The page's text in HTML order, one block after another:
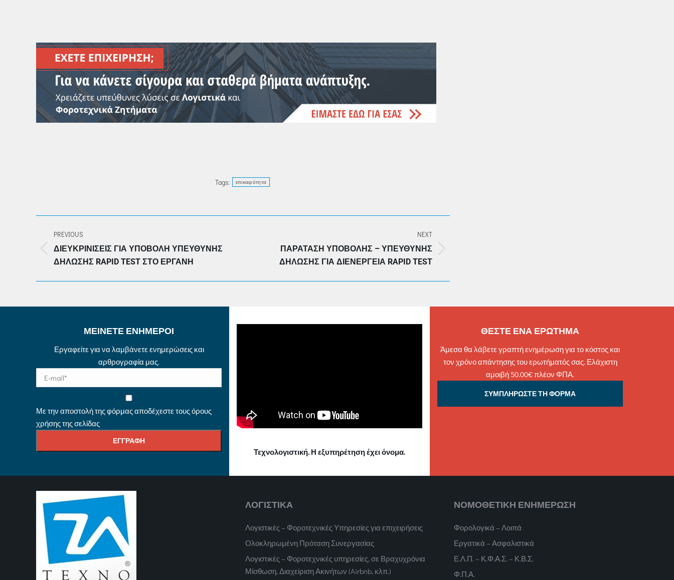
Tags: επικαιρότητα
NAVIGATION
PREVIOUS
Previous
post:
ΔΙΕΥΚΡΙΝΊΣΕΙΣ ΓΙΑ ΥΠΟΒΟΛΉ ΥΠΕΎΘΥΝΗΣ
ΔΉΛΩΣΗΣ RAPID TEST ΣΤΟ ΕΡΓΑΝΗ
NEXT
ΠΑΡΆΤΑΣΗ ΥΠΟΒΟΛΉΣ – ΥΠΕΎΘΥΝΗΣ
ΔΉΛΩΣΗΣ ΓΙΑ ΔΙΕΝΈΡΓΕΙΑ RAPID TEST
ΜΕΙΝΕΤΕ ΕΝΗΜΕΡΟΙ
Εργαφείτε για να λαμβάνετε ενημερώσεις και
αρθρογραφία μας.
Με την αποστολή της φόρμας αποδέχεστε τους όρους
χρήσης της σελίδας
Τεχνολογιστική. Η εξυπηρέτηση έχει όνομα.
ΘΕΣΤΕ ΕΝΑ ΕΡΩΤΗΜΑ
Άμεσα θα λάβετε γραπτή ενημέρωση για το κόστος και
τον χρόνο απάντησης του ερωτήματός σας. Ελάχιστη
αμοιβή 50.00€ πλέον ΦΠΑ.
ΣΥΜΠΛΗΡΩΣΤΕ ΤΗ ΦΟΡΜΑ
ΛΟΓΙΣΤΙΚΑ
Λογιστικές – Φοροτεχνικές Υπηρεσίες για επιχειρήσεις
Ολοκληρωμένη Πρόταση Συνεργασίας
Λογιστικές – Φοροτεχνικές υπηρεσίες, σε Βραχυχρόνια
Μίσθωση, Διαχείριση Ακινήτων (Airbnb, κλπ.)
ΝΟΜΟΘΕΤΙΚΗ ΕΝΗΜΕΡΩΣΗ
Φορολογικά – Λοιπά
Εργατικά – Ασφαλιστικά
Ε.Λ.Π. – Κ.Φ.Α.Σ. – Κ.Β.Σ.
Φ.Π.Α.